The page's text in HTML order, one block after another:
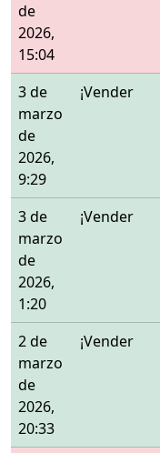
de
2026,
15:04
3 de
marzo
de
2026,
9:29
¡Vender
3 de
marzo
de
2026,
1:20
¡Vender
2 de
marzo
de
2026,
20:33
¡Vender